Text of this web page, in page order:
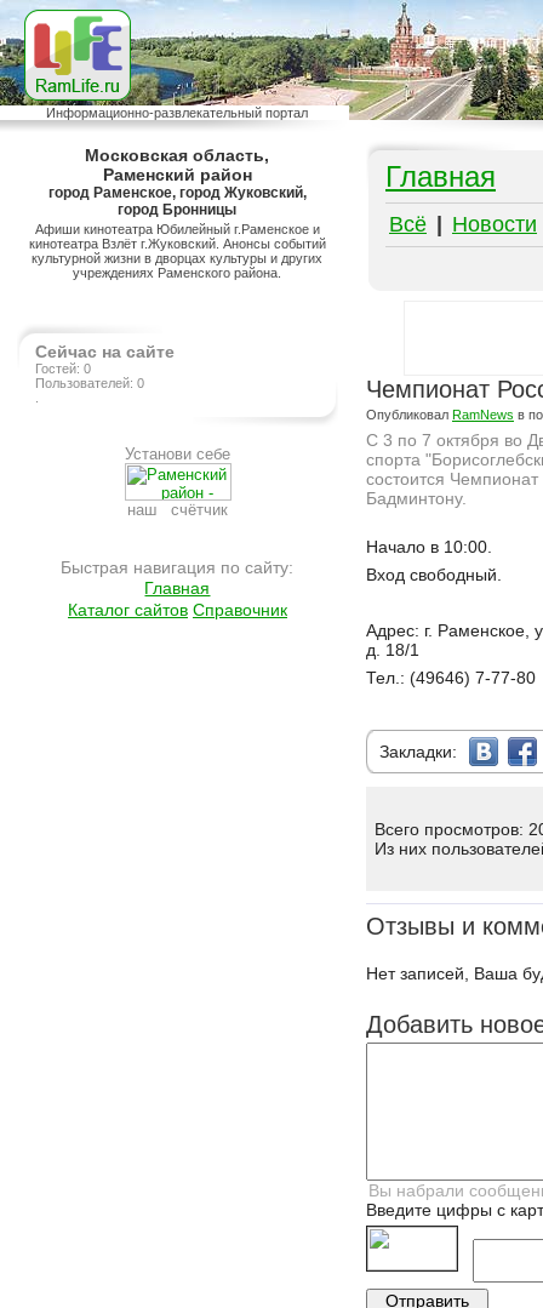
Информационно-развлекательный портал
Московская область,
Раменский район
город Раменское, город Жуковский,
город Бронницы
Афиши кинотеатра Юбилейный г.Раменское и
кинотеатра Взлёт г.Жуковский. Анонсы событий
культурной жизни в дворцах культуры и других
учреждениях Раменского района.
Сейчас на сайте
Гостей: 0
Пользователей: 0
Установи себе
наш счётчик
Быстрая навигация по сайту:
Главная
Каталог сайтов Справочник
Главная
Всё Новости
Чемпионат
Опубликовал RamNews в
С 3 по 7 октября во
спорта
состоится
Бадминтону.
Начало в 10:00.
Вход свободный.
Адрес: г. Раменское,
д. 18/1
Тел.: (49646) 7-77-80
Закладки:
Всего просмотров:
Из них
Отзывы и
Нет записей, Ваша
Добавить
Введите цифры с